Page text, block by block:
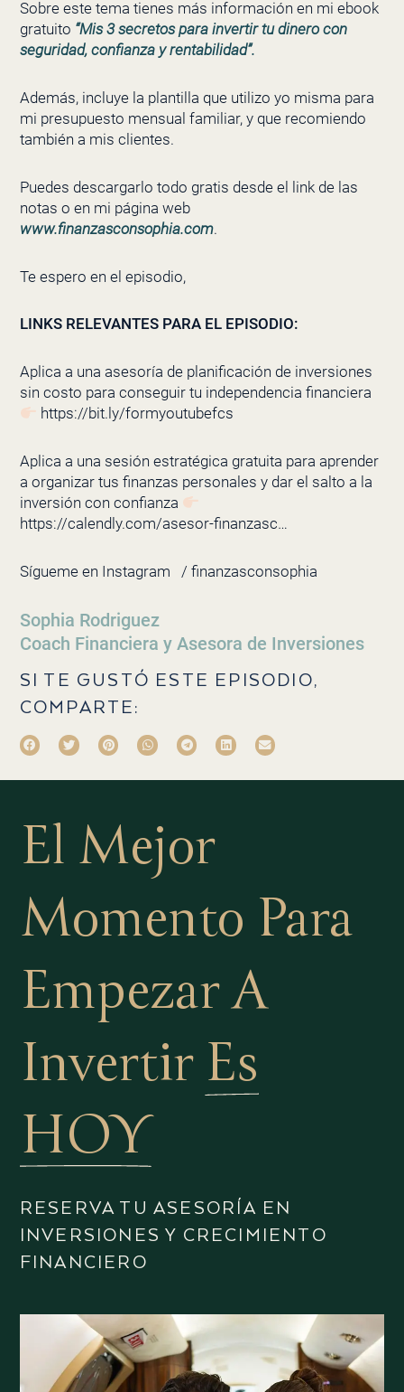
Sobre este tema tienes más información en mi ebook
gratuito “Mis 3 secretos para invertir tu dinero con
seguridad, confianza y rentabilidad”.
Además, incluye la plantilla que utilizo yo misma para
mi presupuesto mensual familiar, y que recomiendo
también a mis clientes.
Puedes descargarlo todo gratis desde el link de las
notas o en mi página web
www.finanzasconsophia.com.
Te espero en el episodio,
LINKS RELEVANTES PARA EL EPISODIO:
Aplica a una asesoría de planificación de inversiones
sin costo para conseguir tu independencia financiera
https://bit.ly/formyoutubefcs
Aplica a una sesión estratégica gratuita para aprender
a organizar tus finanzas personales y dar el salto a la
inversión con confianza
https://calendly.com/asesor-finanzasc…
Sígueme en Instagram / finanzasconsophia
Sophia Rodriguez
Coach Financiera y Asesora de Inversiones
SI TE GUSTÓ ESTE EPISODIO,
COMPARTE:
El Mejor
Momento Para
Empezar A
Invertir Es
HOY
RESERVA TU ASESORÍA EN
INVERSIONES Y CRECIMIENTO
FINANCIERO